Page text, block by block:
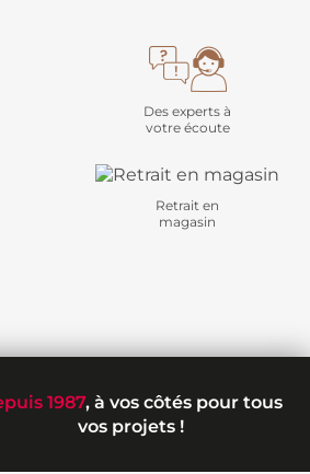
Des experts à
votre écoute
Retrait en
magasin
1987, à vos côtés pour tous
vos projets !